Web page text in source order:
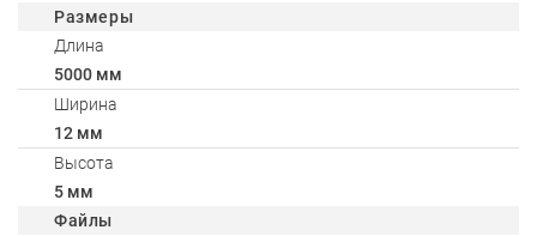
Размеры
Длина
5000 мм
Ширина
12 мм
Высота
5 мм
Файлы